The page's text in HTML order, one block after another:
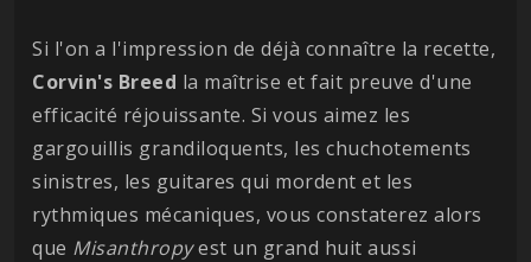
Si l'on a l'impression de déjà connaître la recette,
Corvin's Breed la maîtrise et fait preuve d'une
efficacité réjouissante. Si vous aimez les
gargouillis grandiloquents, les chuchotements
sinistres, les guitares qui mordent et les
rythmiques mécaniques, vous constaterez alors
que Misanthropyest un grand huit aussi